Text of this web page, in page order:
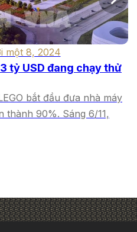
một 8, 2024
tỷ USD đang chạy thử
bắt đầu đưa nhà máy
thành 90%. Sáng 6/11,